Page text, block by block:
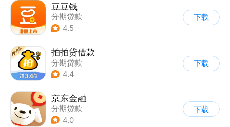
豆豆钱
分期贷款
4.5
下载
拍拍贷借款
分期贷款
4.4
下载
京东金融
分期贷款
4.0
下载